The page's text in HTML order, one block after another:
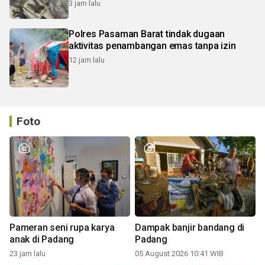
3 jam lalu
Polres Pasaman Barat tindak dugaan
aktivitas penambangan emas tanpa izin
12 jam lalu
Foto
Pameran seni rupa karya
anak di Padang
23 jam lalu
Dampak banjir bandang di
Padang
05 August 2026 10:41 WIB